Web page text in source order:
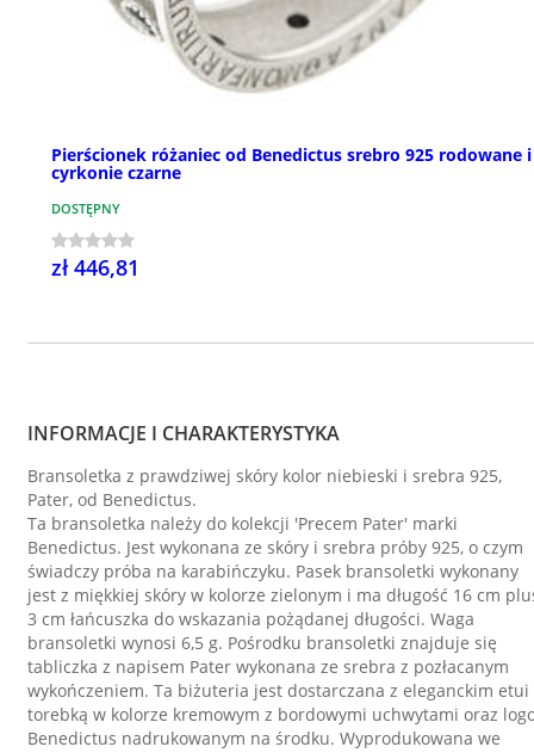
Pierścionek różaniec od Benedictus srebro 925 rodowane i
cyrkonie czarne
DOSTĘPNY
zł 446,81
INFORMACJE I CHARAKTERYSTYKA
Bransoletka z prawdziwej skóry kolor niebieski i srebra 925,
Pater, od Benedictus.
Ta bransoletka należy do kolekcji 'Precem Pater' marki
Benedictus. Jest wykonana ze skóry i srebra próby 925, o czym
świadczy próba na karabińczyku. Pasek bransoletki wykonany
jest z miękkiej skóry w kolorze zielonym i ma długość 16 cm
3 cm łańcuszka do wskazania pożądanej długości. Waga
bransoletki wynosi 6,5 g. Pośrodku bransoletki znajduje się
tabliczka z napisem Pater wykonana ze srebra z pozłacanym
wykończeniem. Ta biżuteria jest dostarczana z eleganckim etui
torebką w kolorze kremowym z bordowymi uchwytami oraz
Benedictus nadrukowanym na środku. Wyprodukowana we